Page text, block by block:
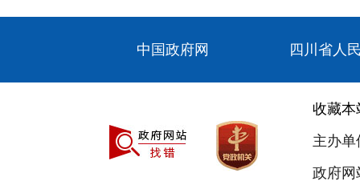
中国政府网 四川省人
收藏本
主办
政府网